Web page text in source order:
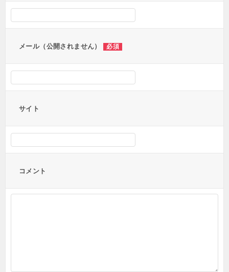
メール（公開されません） 必須
サイト
コメント